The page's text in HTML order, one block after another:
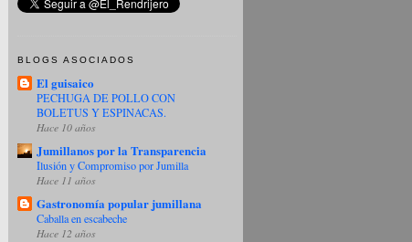
BLOGS ASOCIADOS
El guisaico
PECHUGA DE POLLO CON
BOLETUS Y ESPINACAS.
Hace 10 años
Jumillanos por la Transparencia
Ilusión y Compromiso por Jumilla
Hace 11 años
Gastronomía popular jumillana
Caballa en escabeche
Hace 12 años